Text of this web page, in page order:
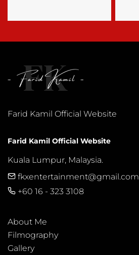
Farid Kamil Official Website
Farid Kamil Official Website
Kuala Lumpur, Malaysia.
fkxentertainment@gmail.com
+60 16 - 323 3108
About Me
Filmography
Gallery